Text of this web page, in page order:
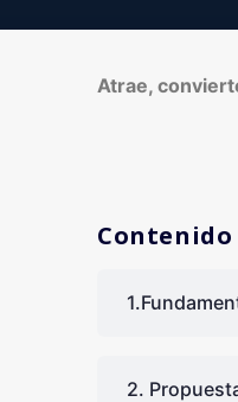
Atrae,
Contenido
2.